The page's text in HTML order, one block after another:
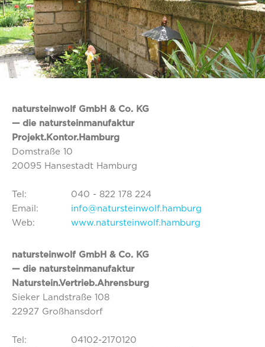
natursteinwolf GmbH & Co. KG
— die natursteinmanufaktur
Projekt.Kontor.Hamburg
Domstraße 10
20095 Hansestadt Hamburg
Tel:
040 - 822 178 224
Email:
info@natursteinwolf.hamburg
Web:
www.natursteinwolf.hamburg
natursteinwolf GmbH & Co. KG
— die natursteinmanufaktur
Naturstein.Vertrieb.Ahrensburg
Sieker Landstraße 108
22927 Großhansdorf
Tel:
04102-2170120